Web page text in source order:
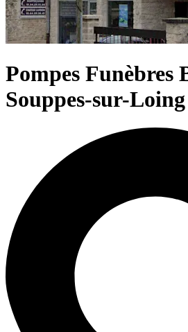
Pompes Funèbres
Souppes-sur-Loing